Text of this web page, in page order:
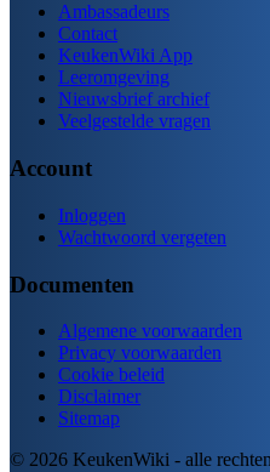
Ambassadeurs
Contact
KeukenWiki App
Leeromgeving
Nieuwsbrief archief
Veelgestelde vragen
Account
Inloggen
Wachtwoord vergeten
Documenten
Algemene voorwaarden
Privacy voorwaarden
Cookie beleid
Disclaimer
Sitemap
© 2026 KeukenWiki - alle